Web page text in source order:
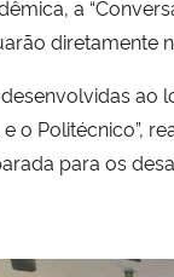
a
diretamente
ao
o Politécnico”,
para os